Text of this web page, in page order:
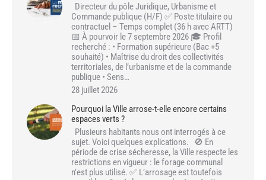
Directeur du pôle Juridique, Urbanisme et
Commande publique (H/F) ✅ Poste titulaire ou
contractuel – Temps complet (36 h avec ARTT)
📅 À pourvoir le 7 septembre 2026 🎓 Profil
recherché : • Formation supérieure (Bac +5
souhaité) • Maîtrise du droit des collectivités
territoriales, de l’urbanisme et de la commande
publique • Sens…
28 juillet 2026
Pourquoi la Ville arrose-t-elle encore certains
espaces verts ?
Plusieurs habitants nous ont interrogés à ce
sujet. Voici quelques explications. 🚫 En
période de crise sécheresse, la Ville respecte les
restrictions en vigueur : le forage communal
n’est plus utilisé. ✅ L’arrosage est toutefois